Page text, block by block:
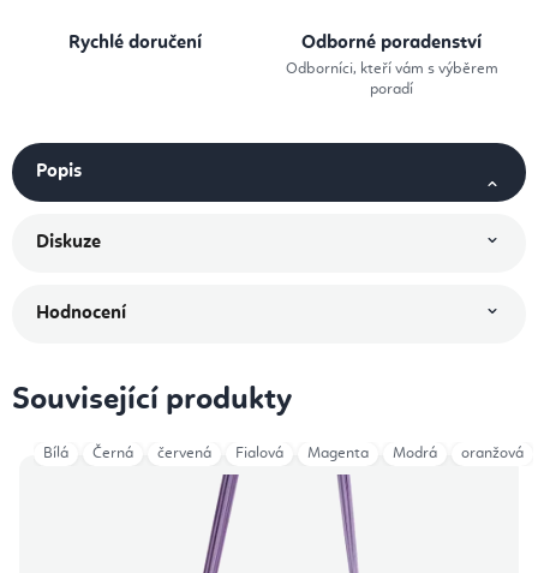
Rychlé doručení Odborné poradenství
Odborníci, kteří vám s výběrem
poradí
Popis
Diskuze
Hodnocení
Související produkty
Bílá Černá červená Fialová Magenta Modrá oranžová